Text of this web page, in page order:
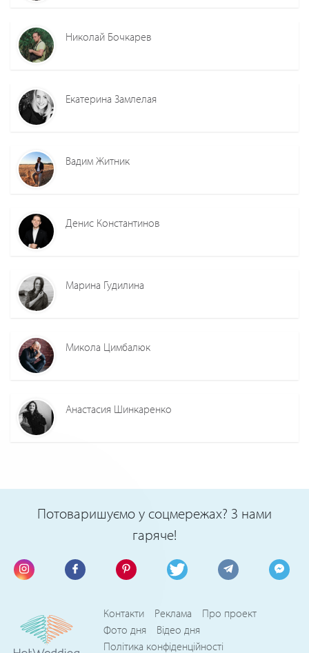
Николай Бочкарев
Екатерина Замлелая
Вадим Житник
Денис Константинов
Марина Гудилина
Микола Цимбалюк
Анастасия Шинкаренко
Потоваришуємо у соцмережах? З нами
гаряче!
Контакти Реклама
Про проект
Фото дня
Відео дня
Політика конфіденційності